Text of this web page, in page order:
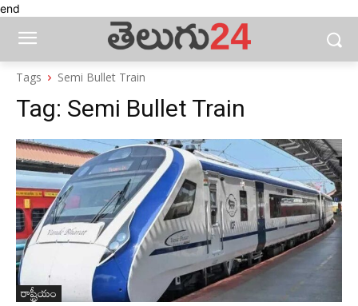
end
Tags Semi Bullet Train
Tag: Semi Bullet Train
రాష్ట్రీయం